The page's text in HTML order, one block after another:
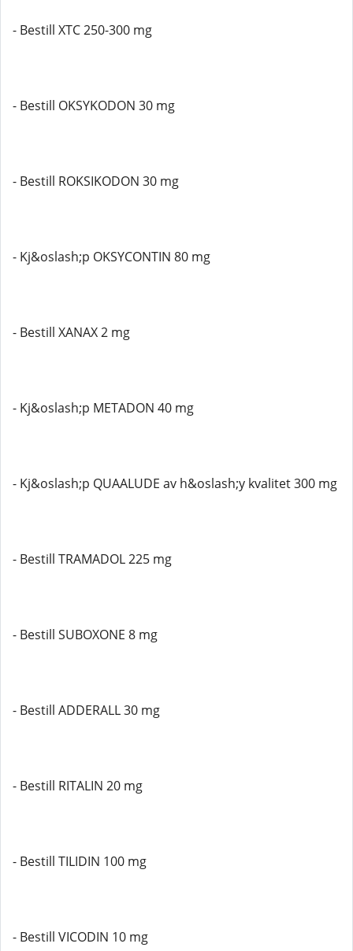
- Bestill XTC 250-300 mg
- Bestill OKSYKODON 30 mg
- Bestill ROKSIKODON 30 mg
- Kj&oslash;p OKSYCONTIN 80 mg
- Bestill XANAX 2 mg
- Kj&oslash;p METADON 40 mg
- Kj&oslash;p QUAALUDE av h&oslash;y kvalitet 300 mg
- Bestill TRAMADOL 225 mg
- Bestill SUBOXONE 8 mg
- Bestill ADDERALL 30 mg
- Bestill RITALIN 20 mg
- Bestill TILIDIN 100 mg
- Bestill VICODIN 10 mg